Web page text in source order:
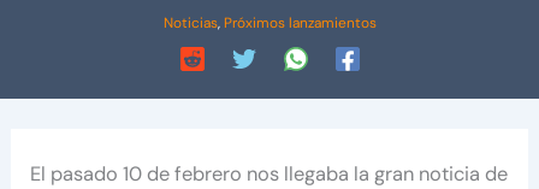
Noticias, Próximos lanzamientos
El pasado 10 de febrero nos llegaba la gran noticia de